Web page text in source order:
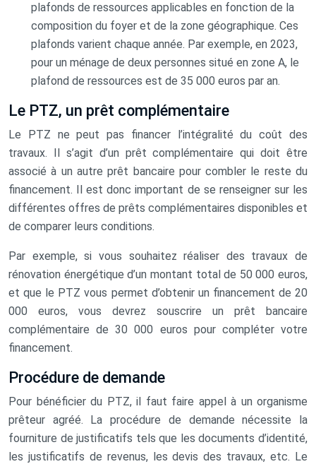
plafonds de ressources applicables en fonction de la
composition du foyer et de la zone géographique. Ces
plafonds varient chaque année. Par exemple, en 2023,
pour un ménage de deux personnes situé en zone A, le
plafond de ressources est de 35 000 euros par an.
Le PTZ, un prêt complémentaire
Le PTZ ne peut pas financer l’intégralité du coût des
travaux. Il s’agit d’un prêt complémentaire qui doit être
associé à un autre prêt bancaire pour combler le reste du
financement. Il est donc important de se renseigner sur les
différentes offres de prêts complémentaires disponibles et
de comparer leurs conditions.
Par exemple, si vous souhaitez réaliser des travaux de
rénovation énergétique d’un montant total de 50 000 euros,
et que le PTZ vous permet d’obtenir un financement de 20
000 euros, vous devrez souscrire un prêt bancaire
complémentaire de 30 000 euros pour compléter votre
financement.
Procédure de demande
Pour bénéficier du PTZ, il faut faire appel à un organisme
prêteur agréé. La procédure de demande nécessite la
fourniture de justificatifs tels que les documents d’identité,
les justificatifs de revenus, les devis des travaux, etc. Le